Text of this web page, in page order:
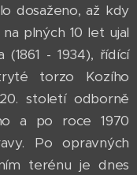
dosaženo, až kdy
plných 10 let ujal
- 1934), řídící
torzo Kozího
století odborně
a po roce 1970
Po opravných
terénu je dnes